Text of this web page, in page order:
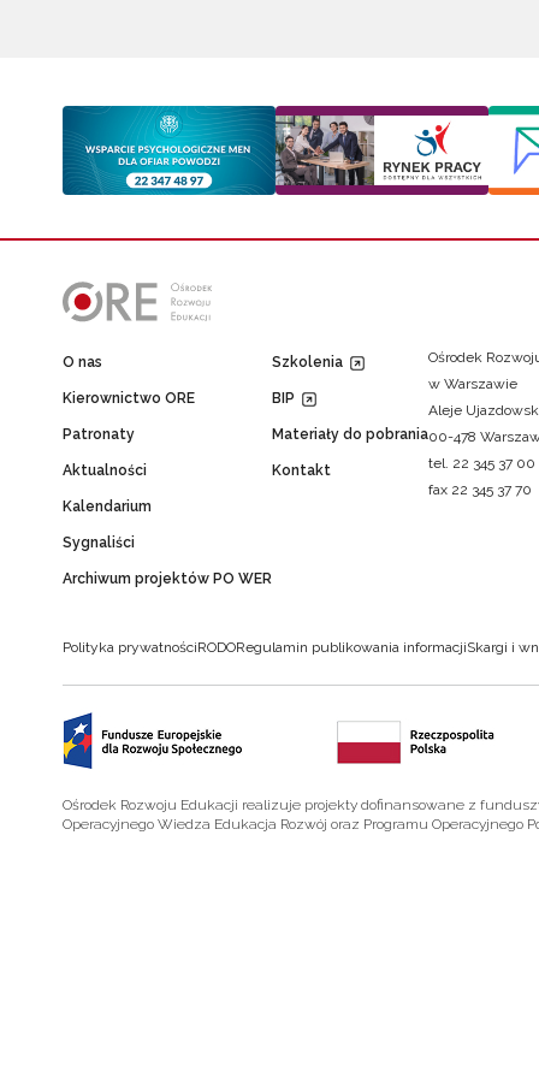
O nas
Kierownictwo ORE
Patronaty
Aktualności
Kalendarium
Sygnaliści
Archiwum projektów PO WER
Szkolenia
BIP
Materiały do pobrania
Kontakt
Ośrodek
w Warszawie
Aleje
00-478
tel. 22 345 37 00
fax 22 345 37 70
Polityka prywatnościRODORegulamin publikowania informacjiSkargi i
Ośrodek Rozwoju Edukacji realizuje projekty dofinansowane z
Operacyjnego Wiedza Edukacja Rozwój oraz Programu Operacyjnego